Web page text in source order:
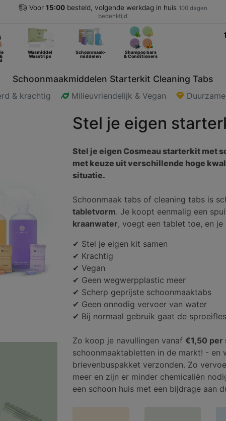
Voor 15:00besteld, volgende werkdag in huis 100 dagen
bedenktijd
Wasmiddel
Wasstrips
Schoonmaak-
middelen
Shampoo bars
& Conditioners
Schoonmaakmiddelen Starterkit Cleaning Tabs
& krachtig Milieuvriendelijk & Vegan
Stel je eigen
Stel je eigen Cosmeau starterkit met
met keuze uit verschillende hoge
situatie.
Schoonmaak tabs of cleaning tabs is
tabletvorm. Je koopt eenmalig een
kraanwater, voegt een tablet toe, en
✔ Stel je eigen kit samen
✔ Krachtig
✔ Vegan
✔ Geen wegwerpplastic meer
✔ Scherp geprijste schoonmaaktabs
✔ Geen onnodig vervoer van water
✔ Bij normaal gebruik gaat de
Zo koop je navullingen vanaf €1,50 per
schoonmaaktabletten in de markt! - en
brievenbuspakket verzonden. Zo
meer en zijn er minder chemicaliën
een schoon huis met een bijdrage aan